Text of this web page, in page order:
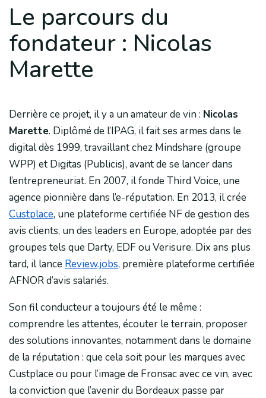
Le parcours du
fondateur : Nicolas
Marette
Derrière ce projet, il y a un amateur de vin : Nicolas
Marette. Diplômé de l’IPAG, il fait ses armes dans le
digital dès 1999, travaillant chez Mindshare (groupe
WPP) et Digitas (Publicis), avant de se lancer dans
l’entrepreneuriat. En 2007, il fonde Third Voice, une
agence pionnière dans l’e-réputation. En 2013, il crée
Custplace, une plateforme certifiée NF de gestion des
avis clients, un des leaders en Europe, adoptée par des
groupes tels que Darty, EDF ou Verisure. Dix ans plus
tard, il lance Review.jobs, première plateforme certifiée
AFNOR d’avis salariés.
Son fil conducteur a toujours été le même :
comprendre les attentes, écouter le terrain, proposer
des solutions innovantes, notamment dans le domaine
de la réputation : que cela soit pour les marques avec
Custplace ou pour l’image de Fronsac avec ce vin, avec
la conviction que l’avenir du Bordeaux passe par